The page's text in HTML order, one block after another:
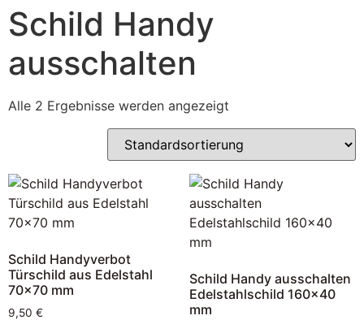
Schild Handy
ausschalten
Alle 2 Ergebnisse werden angezeigt
Schild Handyverbot
Türschild aus Edelstahl
70×70 mm
9,50 €
Schild Handy ausschalten
Edelstahlschild 160×40
mm